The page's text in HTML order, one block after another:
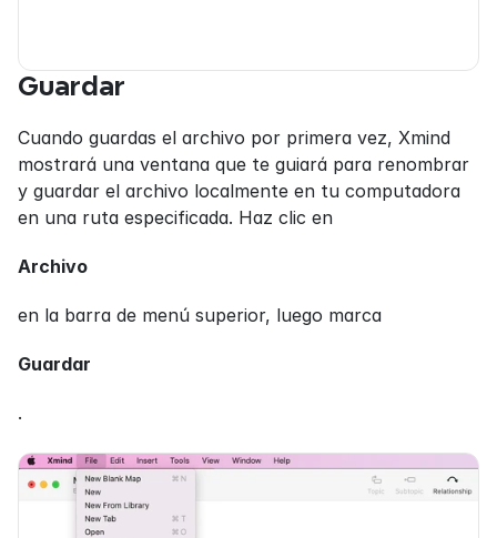
Guardar
Cuando guardas el archivo por primera vez, Xmind
mostrará una ventana que te guiará para renombrar
y guardar el archivo localmente en tu computadora
en una ruta especificada. Haz clic en
Archivo
en la barra de menú superior, luego marca
Guardar
.